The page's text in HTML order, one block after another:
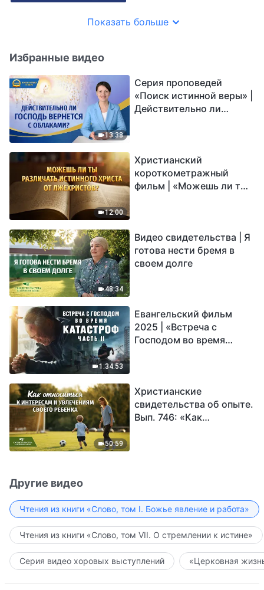
Показать больше
Избранные видео
13:38
Серия проповедей
«Поиск истинной веры» |
Действительно ли
12:00
Христианский
короткометражный
фильм | «Можешь ли ты
48:34
Видео свидетельства | Я
готова нести бремя в
своем долге
1:34:53
Евангельский фильм
2025 | «Встреча с
Господом во время
обрести Божье
спасение?
50:59
Христианские
свидетельства об опыте.
Вып. 746: «Как
Другие видео
Чтения из книги «Слово, том I. Божье явление и работа»
Чтения из книги «Слово, том VII. О стремлении к истине»
Серия видео хоровых выступлений «Церковная